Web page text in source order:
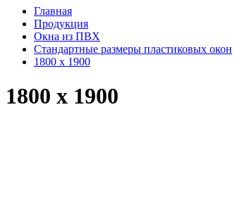
Главная
Продукция
Окна из ПВХ
Стандартные размеры пластиковых окон
1800 x 1900
1800 x 1900